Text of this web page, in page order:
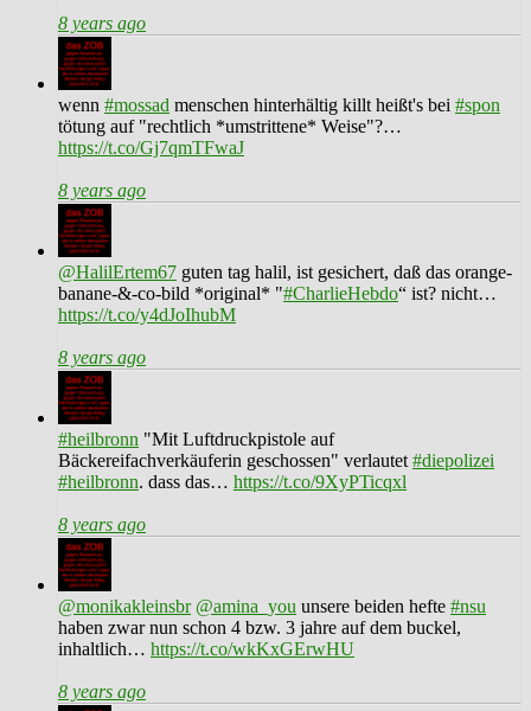
8 years ago
wenn #mossad menschen hinterhältig killt heißt's bei #spon
tötung auf "rechtlich *umstrittene* Weise"?…
https://t.co/Gj7qmTFwaJ
8 years ago
@HalilErtem67 guten tag halil, ist gesichert, daß das orange-
banane-&-co-bild *original* "#CharlieHebdo“ ist? nicht…
https://t.co/y4dJoIhubM
8 years ago
#heilbronn "Mit Luftdruckpistole auf
Bäckereifachverkäuferin geschossen" verlautet #diepolizei
#heilbronn. dass das… https://t.co/9XyPTicqxl
8 years ago
@monikakleinsbr @amina_you unsere beiden hefte #nsu
haben zwar nun schon 4 bzw. 3 jahre auf dem buckel,
inhaltlich… https://t.co/wkKxGErwHU
8 years ago